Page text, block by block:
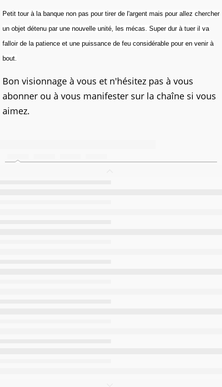
Petit tour à la banque non pas pour tirer de l'argent mais pour allez chercher
un objet détenu par une nouvelle unité, les mécas. Super dur à tuer il va
falloir de la patience et une puissance de feu considérable pour en venir à
bout.
Bon visionnage à vous et n'hésitez pas à vous
abonner ou à vous manifester sur la chaîne si vous
aimez.